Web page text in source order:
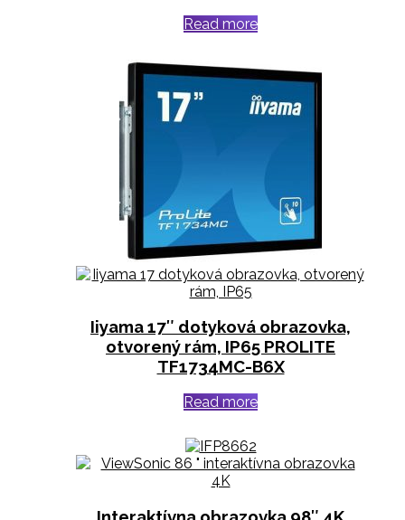
Read more
Iiyama 17″ dotyková obrazovka,
otvorený rám, IP65 PROLITE
TF1734MC-B6X
Read more